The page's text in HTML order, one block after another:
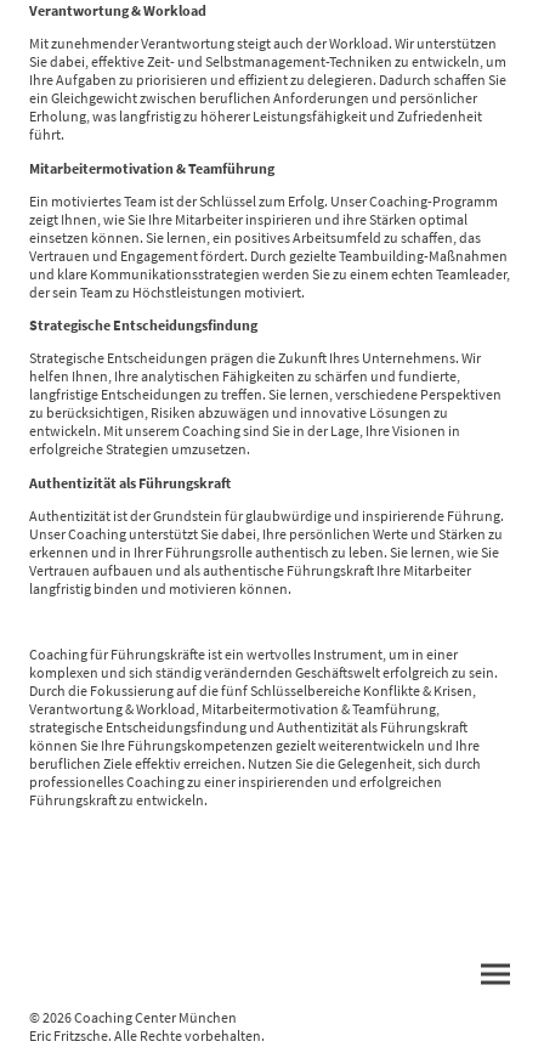
Verantwortung & Workload
Mit zunehmender Verantwortung steigt auch der Workload. Wir unterstützen
Sie dabei, effektive Zeit- und Selbstmanagement-Techniken zu entwickeln, um
Ihre Aufgaben zu priorisieren und effizient zu delegieren. Dadurch schaffen Sie
ein Gleichgewicht zwischen beruflichen Anforderungen und persönlicher
Erholung, was langfristig zu höherer Leistungsfähigkeit und Zufriedenheit
führt.
Mitarbeitermotivation & Teamführung
Ein motiviertes Team ist der Schlüssel zum Erfolg. Unser Coaching-Programm
zeigt Ihnen, wie Sie Ihre Mitarbeiter inspirieren und ihre Stärken optimal
einsetzen können. Sie lernen, ein positives Arbeitsumfeld zu schaffen, das
Vertrauen und Engagement fördert. Durch gezielte Teambuilding-Maßnahmen
und klare Kommunikationsstrategien werden Sie zu einem echten Teamleader,
der sein Team zu Höchstleistungen motiviert.
Strategische Entscheidungsfindung
Strategische Entscheidungen prägen die Zukunft Ihres Unternehmens. Wir
helfen Ihnen, Ihre analytischen Fähigkeiten zu schärfen und fundierte,
langfristige Entscheidungen zu treffen. Sie lernen, verschiedene Perspektiven
zu berücksichtigen, Risiken abzuwägen und innovative Lösungen zu
entwickeln. Mit unserem Coaching sind Sie in der Lage, Ihre Visionen in
erfolgreiche Strategien umzusetzen.
Authentizität als Führungskraft
Authentizität ist der Grundstein für glaubwürdige und inspirierende Führung.
Unser Coaching unterstützt Sie dabei, Ihre persönlichen Werte und Stärken zu
erkennen und in Ihrer Führungsrolle authentisch zu leben. Sie lernen, wie Sie
Vertrauen aufbauen und als authentische Führungskraft Ihre Mitarbeiter
langfristig binden und motivieren können.
Coaching für Führungskräfte ist ein wertvolles Instrument, um in einer
komplexen und sich ständig verändernden Geschäftswelt erfolgreich zu sein.
Durch die Fokussierung auf die fünf Schlüsselbereiche Konflikte & Krisen,
Verantwortung & Workload, Mitarbeitermotivation & Teamführung,
strategische Entscheidungsfindung und Authentizität als Führungskraft
können Sie Ihre Führungskompetenzen gezielt weiterentwickeln und Ihre
beruflichen Ziele effektiv erreichen. Nutzen Sie die Gelegenheit, sich durch
professionelles Coaching zu einer inspirierenden und erfolgreichen
Führungskraft zu entwickeln.
© 2026 Coaching Center München
Eric Fritzsche. Alle Rechte vorbehalten.